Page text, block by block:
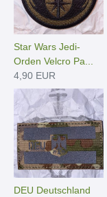
Star Wars Jedi-
Orden Velcro Pa...
4,90 EUR
DEU Deutschland